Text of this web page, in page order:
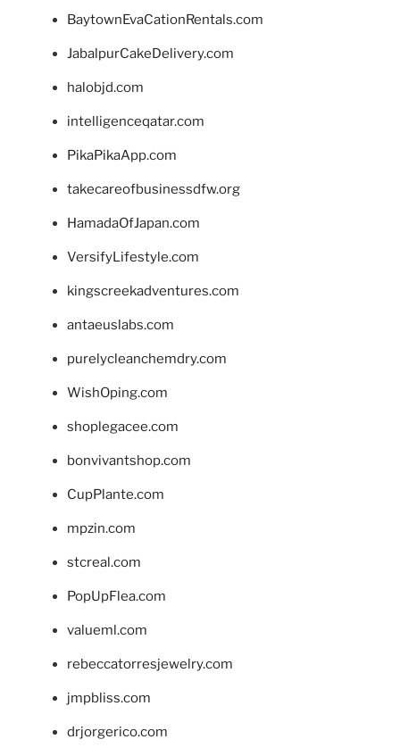
BaytownEvaCationRentals.com
JabalpurCakeDelivery.com
halobjd.com
intelligenceqatar.com
PikaPikaApp.com
takecareofbusinessdfw.org
HamadaOfJapan.com
VersifyLifestyle.com
kingscreekadventures.com
antaeuslabs.com
purelycleanchemdry.com
WishOping.com
shoplegacee.com
bonvivantshop.com
CupPlante.com
mpzin.com
stcreal.com
PopUpFlea.com
valueml.com
rebeccatorresjewelry.com
jmpbliss.com
drjorgerico.com